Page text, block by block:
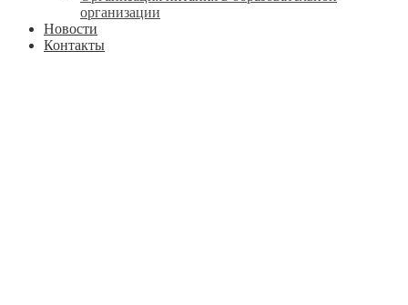
организации
Новости
Контакты